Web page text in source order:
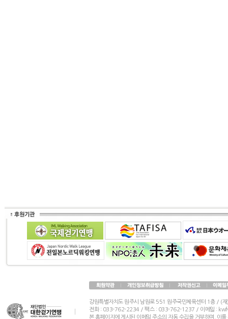
강원특별자치도 원주시 남원로 551 원주국민체육센터 1층 / (재
전화 : 033-762-2234 / 팩스 : 033-762-1237 / 이메일 :
본 홈페이지에 게시된 이메일 주소의 자동 수집을 거부하며, 이